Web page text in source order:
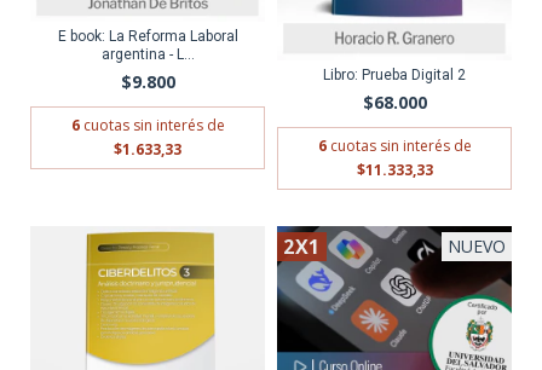
E book: La Reforma Laboral
argentina - L...
$9.800
6 cuotas sin interés de
$1.633,33
Libro: Prueba Digital 2
$68.000
6 cuotas sin interés de
$11.333,33
2X1 NUEVO